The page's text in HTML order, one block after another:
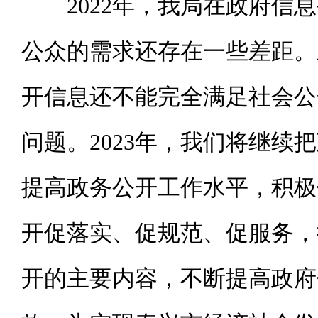
2022年，我局在政府信
公众的需求还存在一些差距
开信息还不能完全满足社会
问题。2023年，我们将继续
提高政务公开工作水平，积
开促落实、促规范、促服务
开的主要内容，不断提高政